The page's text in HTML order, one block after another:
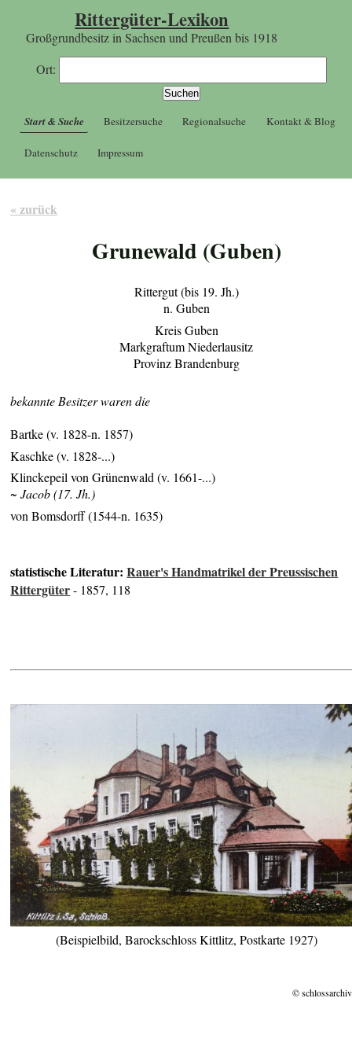
Rittergüter-Lexikon
Großgrundbesitz in Sachsen und Preußen bis 1918
Ort:
Start & Suche Besitzersuche Regionalsuche Kontakt & Blog
Datenschutz Impressum
« zurück
Grunewald (Guben)
Rittergut (bis 19. Jh.)
n. Guben
Kreis Guben
Markgraftum Niederlausitz
Provinz Brandenburg
bekannte Besitzer waren die
Bartke (v. 1828-n. 1857)
Kaschke (v. 1828-...)
Klinckepeil von Grünenwald (v. 1661-...)
~ Jacob (17. Jh.)
von Bomsdorff (1544-n. 1635)
statistische Literatur:Rauer's Handmatrikel der Preussischen
Rittergüter- 1857, 118
(Beispielbild, Barockschloss Kittlitz, Postkarte 1927)
©